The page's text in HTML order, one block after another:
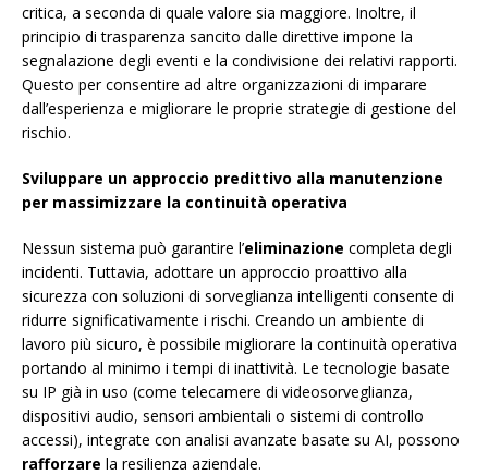
critica, a seconda di quale valore sia maggiore. Inoltre, il
principio di trasparenza sancito dalle direttive impone la
segnalazione degli eventi e la condivisione dei relativi rapporti.
Questo per consentire ad altre organizzazioni di imparare
dall’esperienza e migliorare le proprie strategie di gestione del
rischio.
Sviluppare un approccio predittivo alla manutenzione
per massimizzare la continuità operativa
Nessun sistema può garantire l’eliminazione completa degli
incidenti. Tuttavia, adottare un approccio proattivo alla
sicurezza con soluzioni di sorveglianza intelligenti consente di
ridurre significativamente i rischi. Creando un ambiente di
lavoro più sicuro, è possibile migliorare la continuità operativa
portando al minimo i tempi di inattività. Le tecnologie basate
su IP già in uso (come telecamere di videosorveglianza,
dispositivi audio, sensori ambientali o sistemi di controllo
accessi), integrate con analisi avanzate basate su AI, possono
rafforzare la resilienza aziendale.